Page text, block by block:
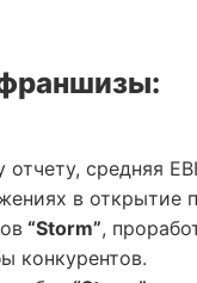
средняя
в открытие
“Storm”,
конкурентов.